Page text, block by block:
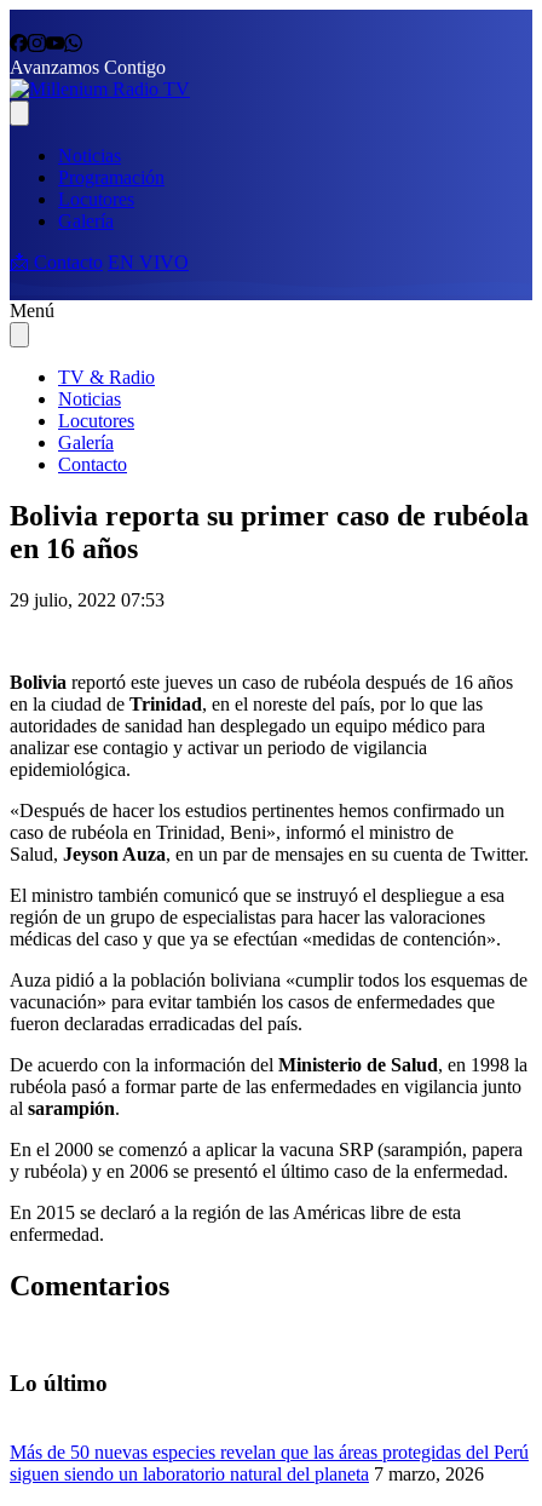
Avanzamos Contigo
Noticias
Programación
Locutores
Galería
📩 Contacto EN VIVO
Menú
TV & Radio
Noticias
Locutores
Galería
Contacto
Bolivia reporta su primer caso de rubéola
en 16 años
29 julio, 2022 07:53
Bolivia reportó este jueves un caso de rubéola después de 16 años
en la ciudad de Trinidad, en el noreste del país, por lo que las
autoridades de sanidad han desplegado un equipo médico para
analizar ese contagio y activar un periodo de vigilancia
epidemiológica.
«Después de hacer los estudios pertinentes hemos confirmado un
caso de rubéola en Trinidad, Beni», informó el ministro de
Salud, Jeyson Auza, en un par de mensajes en su cuenta de Twitter.
El ministro también comunicó que se instruyó el despliegue a esa
región de un grupo de especialistas para hacer las valoraciones
médicas del caso y que ya se efectúan «medidas de contención».
Auza pidió a la población boliviana «cumplir todos los esquemas de
vacunación» para evitar también los casos de enfermedades que
fueron declaradas erradicadas del país.
De acuerdo con la información del Ministerio de Salud, en 1998 la
rubéola pasó a formar parte de las enfermedades en vigilancia junto
al sarampión.
En el 2000 se comenzó a aplicar la vacuna SRP (sarampión, papera
y rubéola) y en 2006 se presentó el último caso de la enfermedad.
En 2015 se declaró a la región de las Américas libre de esta
enfermedad.
Comentarios
Lo último
Más de 50 nuevas especies revelan que las áreas protegidas del Perú
siguen siendo un laboratorio natural del planeta 7 marzo, 2026